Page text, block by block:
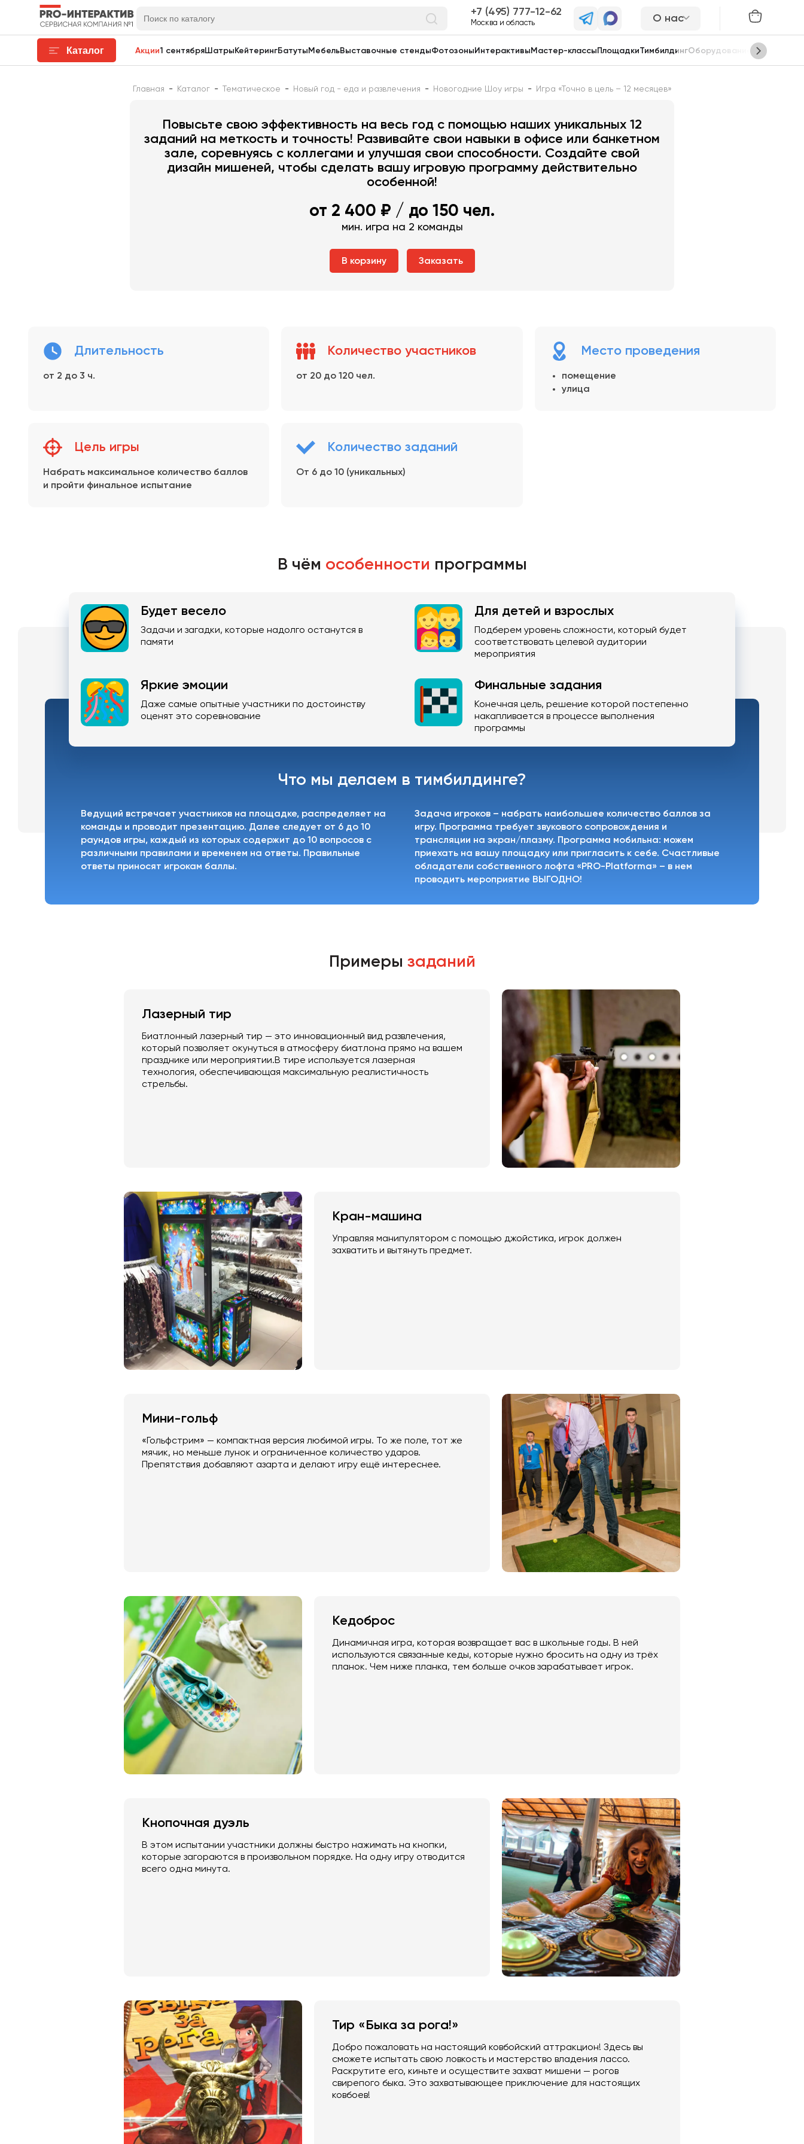
7 (495) 777-12-62
Москва и область О нас
Каталог Акции1 сентябряШатры КейтерингБатуты МебельВыставочные стендыФотозоны Интерактивы Мастер-классы ПлощадкиТимбилдингОборудование Сцены
Главная - Каталог - Тематическое - Новый год - еда и развлечения - Новогодние Шоу игры - Игра «Точно в цель – 12 месяцев»
Повысьте свою эффективность на весь год с помощью наших уникальных 12
заданий на меткость и точность! Развивайте свои навыки в офисе или банкетном
зале, соревнуясь с коллегами и улучшая свои способности. Создайте свой
дизайн мишеней, чтобы сделать вашу игровую программу действительно
особенной!
от 2 400 ₽ / до 150 чел.
мин. игра на 2 команды
В корзину Заказать
Длительность
от 2 до 3 ч.
Количество участников
от 20 до 120 чел.
Место проведения
помещение
улица
Цель игры
Набрать максимальное количество баллов
и пройти финальное испытание
Количество заданий
От 6 до 10 (уникальных)
В чём особенности программы
Будет весело
Задачи и загадки, которые надолго останутся в
памяти
Для детей и взрослых
Подберем уровень сложности, который будет
соответствовать целевой аудитории
мероприятия
Яркие эмоции
Даже самые опытные участники по достоинству
оценят это соревнование
Финальные задания
Конечная цель, решение которой постепенно
накапливается в процессе выполнения
программы
Что мы делаем в тимбилдинге?
Ведущий встречает участников на площадке, распределяет на
команды и проводит презентацию. Далее следует от 6 до 10
раундов игры, каждый из которых содержит до 10 вопросов с
различными правилами и временем на ответы. Правильные
ответы приносят игрокам баллы.
Задача игроков – набрать наибольшее количество баллов за
игру. Программа требует звукового сопровождения и
трансляции на экран/плазму. Программа мобильна: можем
приехать на вашу площадку или пригласить к себе. Счастливые
обладатели собственного лофта «PRO-Platforma» – в нем
проводить мероприятие ВЫГОДНО!
Примеры заданий
Лазерный тир
Биатлонный лазерный тир — это инновационный вид развлечения,
который позволяет окунуться в атмосферу биатлона прямо на вашем
празднике или мероприятии.В тире используется лазерная
технология, обеспечивающая максимальную реалистичность
стрельбы.
Кран-машина
Управляя манипулятором с помощью джойстика, игрок должен
захватить и вытянуть предмет.
Мини-гольф
«Гольфстрим» — компактная версия любимой игры. То же поле, тот же
мячик, но меньше лунок и ограниченное количество ударов.
Препятствия добавляют азарта и делают игру ещё интереснее.
Кедоброс
Динамичная игра, которая возвращает вас в школьные годы. В ней
используются связанные кеды, которые нужно бросить на одну из трёх
планок. Чем ниже планка, тем больше очков зарабатывает игрок.
Кнопочная дуэль
В этом испытании участники должны быстро нажимать на кнопки,
которые загораются в произвольном порядке. На одну игру отводится
всего одна минута.
Тир «Быка за рога!»
Добро пожаловать на настоящий ковбойский аттракцион! Здесь вы
сможете испытать свою ловкость и мастерство владения лассо.
Раскрутите его, киньте и осуществите захват мишени — рогов
свирепого быка. Это захватывающее приключение для настоящих
ковбоев!